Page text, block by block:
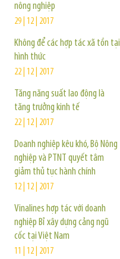
nông nghiệp
29 | 12 | 2017
Không để các hợp tác xã tồn tại
hình thức
22 | 12 | 2017
Tăng năng suất lao động là
tăng trưởng kinh tế
22 | 12 | 2017
Doanh nghiệp kêu khó, Bộ Nông
nghiệp và PTNT quyết tâm
giảm thủ tục hành chính
12 | 12 | 2017
Vinalines hợp tác với doanh
nghiệp Bỉ xây dựng cảng ngũ
cốc tại Việt Nam
11 | 12 | 2017